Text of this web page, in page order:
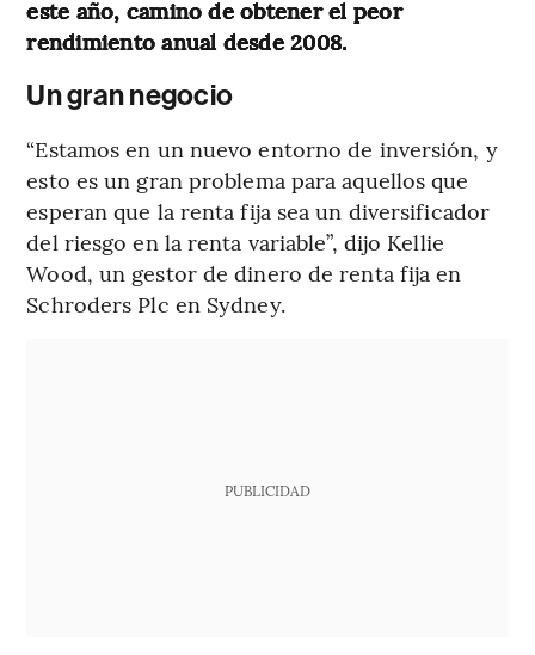
este año, camino de obtener el peor
rendimiento anual desde 2008.
Un gran negocio
“Estamos en un nuevo entorno de inversión, y
esto es un gran problema para aquellos que
esperan que la renta fija sea un diversificador
del riesgo en la renta variable”, dijo Kellie
Wood, un gestor de dinero de renta fija en
Schroders Plc en Sydney.
PUBLICIDAD